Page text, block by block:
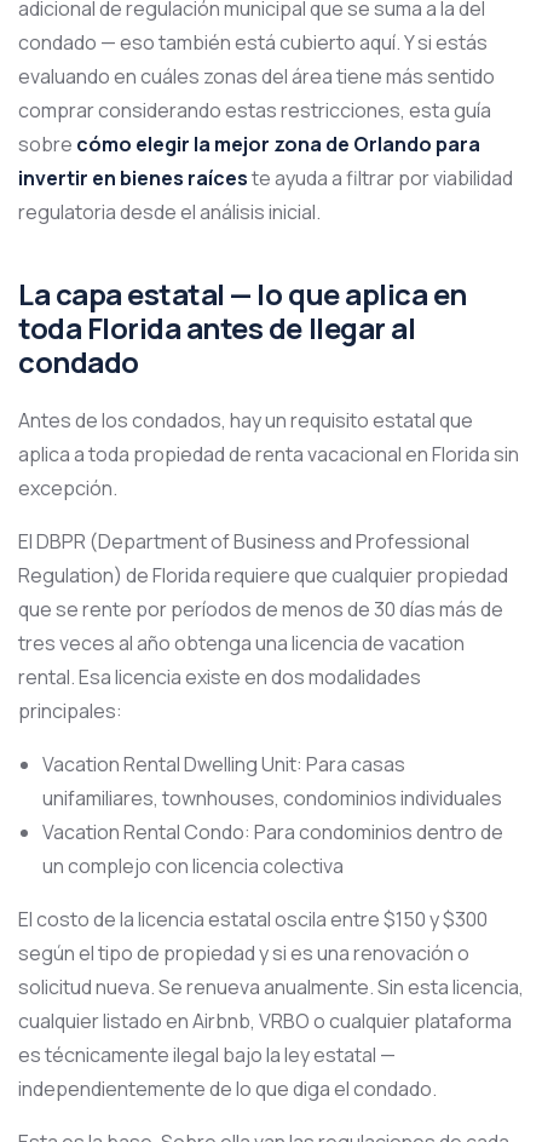
adicional de regulación municipal que se suma a la del
condado — eso también está cubierto aquí. Y si estás
evaluando en cuáles zonas del área tiene más sentido
comprar considerando estas restricciones, esta guía
sobre cómo elegir la mejor zona de Orlando para
invertir en bienes raíceste ayuda a filtrar por viabilidad
regulatoria desde el análisis inicial.
La capa estatal — lo que aplica en
toda Florida antes de llegar al
condado
Antes de los condados, hay un requisito estatal que
aplica a toda propiedad de renta vacacional en Florida sin
excepción.
El DBPR (Department of Business and Professional
Regulation) de Florida requiere que cualquier propiedad
que se rente por períodos de menos de 30 días más de
tres veces al año obtenga una licencia de vacation
rental. Esa licencia existe en dos modalidades
principales:
Vacation Rental Dwelling Unit: Para casas
unifamiliares, townhouses, condominios individuales
Vacation Rental Condo: Para condominios dentro de
un complejo con licencia colectiva
El costo de la licencia estatal oscila entre $150 y $300
según el tipo de propiedad y si es una renovación o
solicitud nueva. Se renueva anualmente. Sin esta licencia,
cualquier listado en Airbnb, VRBO o cualquier plataforma
es técnicamente ilegal bajo la ley estatal —
independientemente de lo que diga el condado.